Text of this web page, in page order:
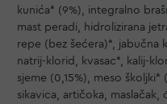
kunića* (9%), integralno
mast peradi, hidrolizirana
repe (bez šećera)*, jabučna
natrij-klorid, kvasac*, kalij-
sjeme (0,15%), meso
sikavica, artičoka, maslačak,